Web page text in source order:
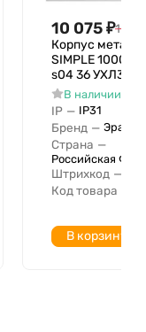
IP55
10 075₽10
Корпус
SIMPLE
s04 36 УХЛ3
В наличии
IP — IP31
Бренд — Эра
Страна —
Российская
Штрихкод —
Код товара
В корзину